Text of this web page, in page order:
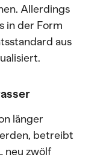
Allerdings
in der Form
aus
länger
betreibt
neu zwölf